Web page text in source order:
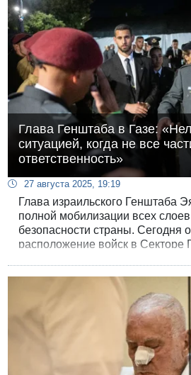
Глава Генштаба в Газе:
ситуацией, когда не все
ответственность»
27 августа 2025, 19:19
Глава израильского Генштаба
полной мобилизации всех
безопасности страны. Сегодня
расположение войск в Секторе